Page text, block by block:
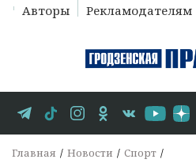
Авторы Рекламодателям
Главная Новости Спорт